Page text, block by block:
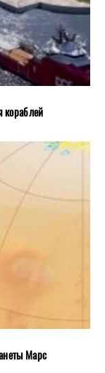
кораблей
Марс